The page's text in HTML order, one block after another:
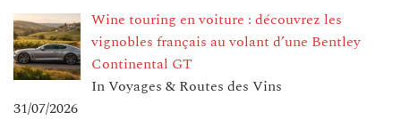
Wine touring en voiture : découvrez les
vignobles français au volant d’une Bentley
Continental GT
In Voyages & Routes des Vins
31/07/2026